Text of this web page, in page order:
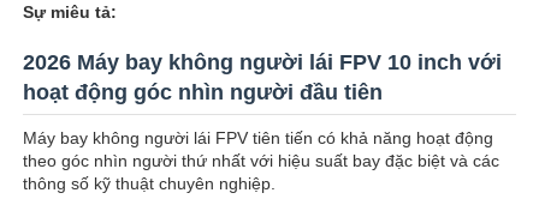
Về chúng tôi
Tham quan nhà máy
Sự miêu tả:
2026 Máy bay không người lái FPV 10 inch với
hoạt động góc nhìn người đầu tiên
Máy bay không người lái FPV tiên tiến có khả năng hoạt động
theo góc nhìn người thứ nhất với hiệu suất bay đặc biệt và các
thông số kỹ thuật chuyên nghiệp.